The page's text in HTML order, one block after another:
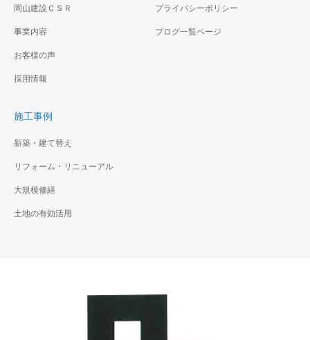
岡山建設ＣＳＲ
事業内容
お客様の声
採用情報
プライバシーポリシー
ブログ一覧ページ
施工事例
新築・建て替え
リフォーム・リニューアル
大規模修繕
土地の有効活用